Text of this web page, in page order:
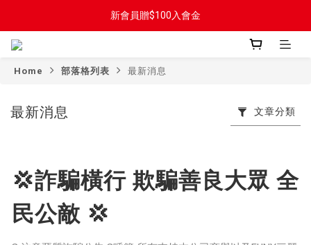
2026新上市🌀高速靜音手持風扇🌀極致降溫
新會員贈$100入會金
Home 部落格列表 最新消息
最新消息 文章分類
💢詐騙橫行 欺騙善良大眾 全
民公敵 💢